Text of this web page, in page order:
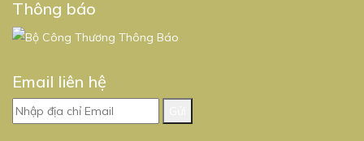
Thông báo
Email liên hệ